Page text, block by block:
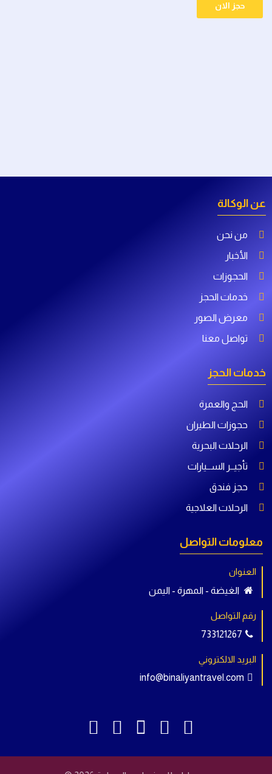
حجز الان
عن الوكالة
من نحن
الأخبار
الحجوزات
خدمات الحجز
معرض الصور
تواصل معنا
خدمات الحجز
الحج والعمرة
حجوزات الطيران
الرحلات البحرية
تأجيــر الســيارات
حجز فندق
الرحلات العلاجية
معلومات التواصل
العنوان
الغيضة - المهرة - اليمن
رقم التواصل
البريد الالكتروني
info@binaliyantravel.com